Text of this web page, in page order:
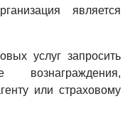
является
услуг запросить
или страховому